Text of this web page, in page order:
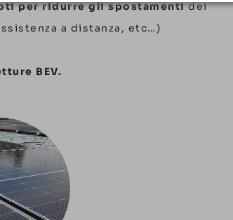
per ridurre gli spostamentidei
a distanza, etc…)
BEV.